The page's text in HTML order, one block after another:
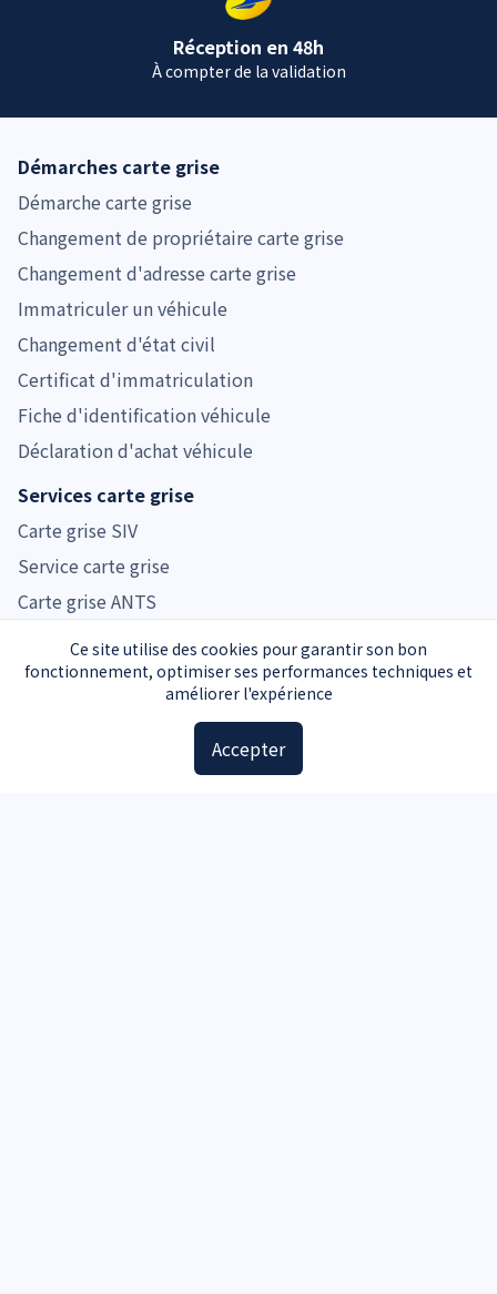
Ce site utilise des cookies pour garantir son bon
fonctionnement, optimiser ses performances techniques et
améliorer l'expérience
Accepter
Réception en 48h
À compter de la validation
Démarches carte grise
Démarche carte grise
Changement de propriétaire carte grise
Changement d'adresse carte grise
Immatriculer un véhicule
Changement d'état civil
Certificat d'immatriculation
Fiche d'identification véhicule
Déclaration d'achat véhicule
Services carte grise
Carte grise SIV
Service carte grise
Carte grise ANTS
Prix carte grise
Tarifs carte grise par région
Tarifs carte grise par véhicule